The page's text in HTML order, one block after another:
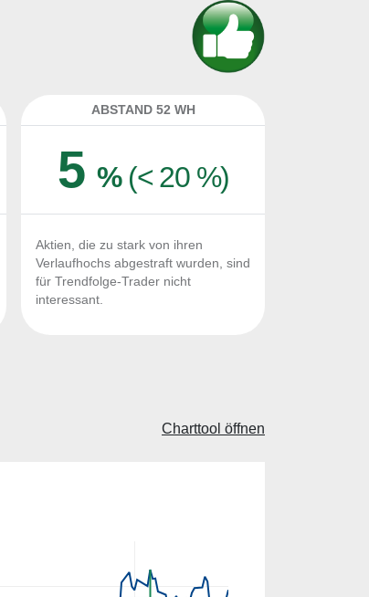
ABSTAND 52 WH
5% (< 20 %)
Aktien, die zu stark von ihren
Verlaufhochs abgestraft wurden, sind
für Trendfolge-Trader nicht
interessant.
Charttool öffnen